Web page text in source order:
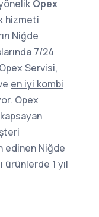
Opex
hizmeti
Niğde
7/24
Servisi,
en iyi kombi
Opex
edinen Niğde
ürünlerde 1 yıl